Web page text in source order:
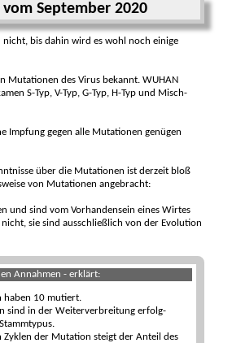
September 2020
nicht, bis dahin wird es wohl noch einige
Muta­tionen des Virus be­kannt. WUHAN
S-Typ, V-Typ, G-Typ, H-Typ und Misch­
Impfung gegen alle Muta­tionen genü­gen
über die Muta­tionen ist derzeit bloß
von Muta­tionen ange­bracht:
und sind vom Vor­handen­sein eines Wirtes
nicht, sie sind aus­schließ­lich von der Evo­lution
Annahmen - erklärt:
haben 10 mutiert.
sind in der Weiter­verbrei­tung erfolg­
Zyklen der Muta­tion steigt der Anteil des